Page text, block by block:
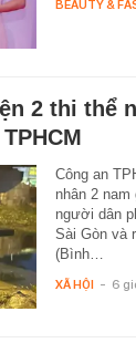
BEAUTY &
2 thi thể
Công an
nhân 2
người dân
Sài Gòn và
(Bình…
XÃ HỘI - 6